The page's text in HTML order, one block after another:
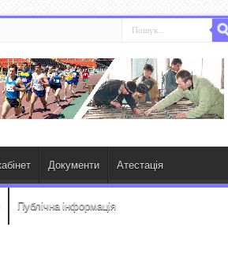
Документи Атестація
Публічна інформація